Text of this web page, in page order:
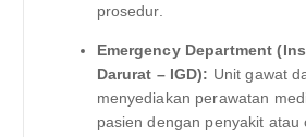
prosedur.
Emergency Department
Darurat – IGD): Unit gawat
menyediakan perawatan
pasien dengan penyakit atau